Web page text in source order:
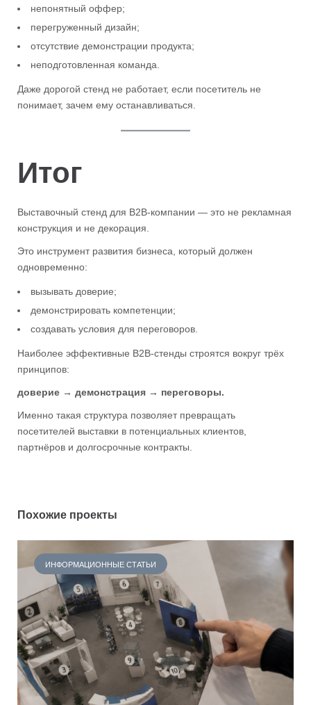
непонятный оффер;
перегруженный дизайн;
отсутствие демонстрации продукта;
неподготовленная команда.
Даже дорогой стенд не работает, если посетитель не
понимает, зачем ему останавливаться.
Итог
Выставочный стенд для B2B-компании — это не рекламная
конструкция и не декорация.
Это инструмент развития бизнеса, который должен
одновременно:
вызывать доверие;
демонстрировать компетенции;
создавать условия для переговоров.
Наиболее эффективные B2B-стенды строятся вокруг трёх
принципов:
доверие → демонстрация → переговоры.
Именно такая структура позволяет превращать
посетителей выставки в потенциальных клиентов,
партнёров и долгосрочные контракты.
Похожие проекты
ИНФОРМАЦИОННЫЕ СТАТЬИ